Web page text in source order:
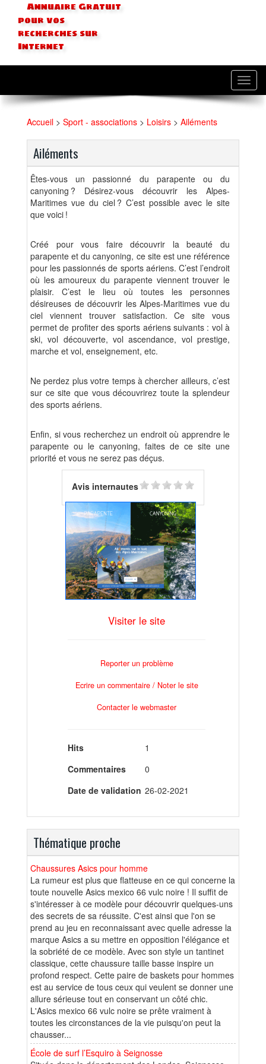
Annuaire Gratuit
pour vos
recherches sur
Internet
Accueil > Sport - associations > Loisirs > Ailéments
Ailéments
Êtes-vous un passionné du parapente ou du
canyoning ? Désirez-vous découvrir les Alpes-
Maritimes vue du ciel ? C’est possible avec le site
que voici !
Créé pour vous faire découvrir la beauté du
parapente et du canyoning, ce site est une référence
pour les passionnés de sports aériens. C’est l’endroit
où les amoureux du parapente viennent trouver le
plaisir. C’est le lieu où toutes les personnes
désireuses de découvrir les Alpes-Maritimes vue du
ciel viennent trouver satisfaction. Ce site vous
permet de profiter des sports aériens suivants : vol à
ski, vol découverte, vol ascendance, vol prestige,
marche et vol, enseignement, etc.
Ne perdez plus votre temps à chercher ailleurs, c’est
sur ce site que vous découvrirez toute la splendeur
des sports aériens.
Enfin, si vous recherchez un endroit où apprendre le
parapente ou le canyoning, faites de ce site une
priorité et vous ne serez pas déçus.
Avis internautes
Visiter le site
Reporter un problème
Ecrire un commentaire / Noter le site
Contacter le webmaster
Hits
1
Commentaires
0
Date de validation 26-02-2021
Thématique proche
Chaussures Asics pour homme
La rumeur est plus que flatteuse en ce qui concerne la
toute nouvelle Asics mexico 66 vulc noire ! Il suffit de
s'intéresser à ce modèle pour découvrir quelques-uns
des secrets de sa réussite. C'est ainsi que l'on se
prend au jeu en reconnaissant avec quelle adresse la
marque Asics a su mettre en opposition l'élégance et
la sobriété de ce modèle. Avec son style un tantinet
classique, cette chaussure taille basse inspire un
profond respect. Cette paire de baskets pour hommes
est au service de tous ceux qui veulent se donner une
allure sérieuse tout en conservant un côté chic.
L'Asics mexico 66 vulc noire se prête vraiment à
toutes les circonstances de la vie puisqu'on peut la
chausser...
École de surf l’Esquiro à Seignosse